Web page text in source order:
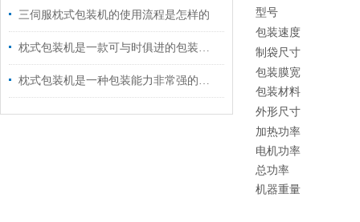
三伺服枕式包装机的使用流程是怎样的
枕式包装机是一款可与时俱进的包装机械
枕式包装机是一种包装能力非常强的包装机
型号
包装速度
制袋尺寸
包装膜宽
包装材料
外形尺寸
加热功率
电机功率
总功率
机器重量